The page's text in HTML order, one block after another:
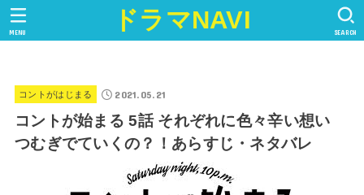
ドラマNAVI SEARCH
MENU
コントがはじまる 2021.05.21
コントが始まる 5話 それぞれに色々辛い想い
つむぎでていくの？！あらすじ・ネタバレ